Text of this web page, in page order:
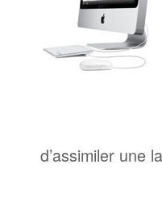
d’assimiler une